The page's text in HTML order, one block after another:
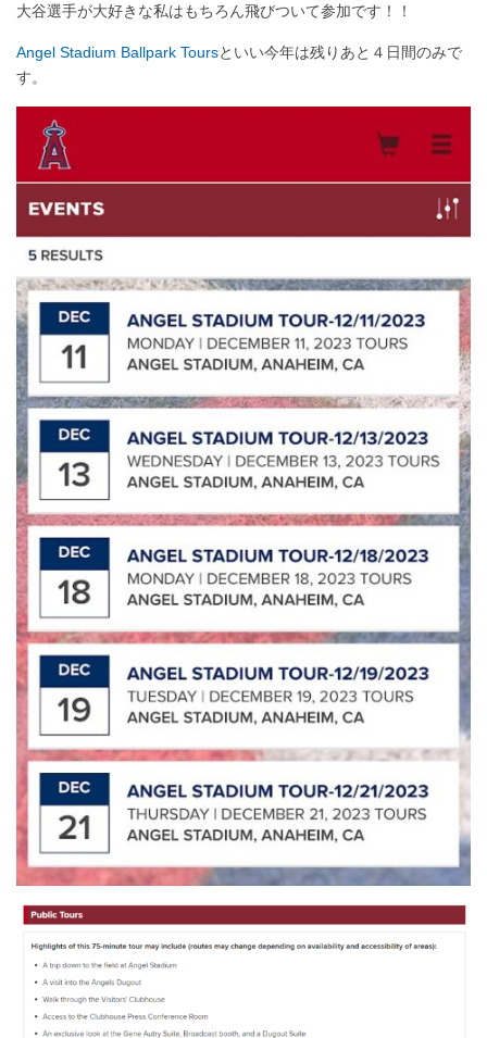
大谷選手が大好きな私はもちろん飛びついて参加です！！
Angel Stadium Ballpark Toursといい今年は残りあと４日間のみで
す。